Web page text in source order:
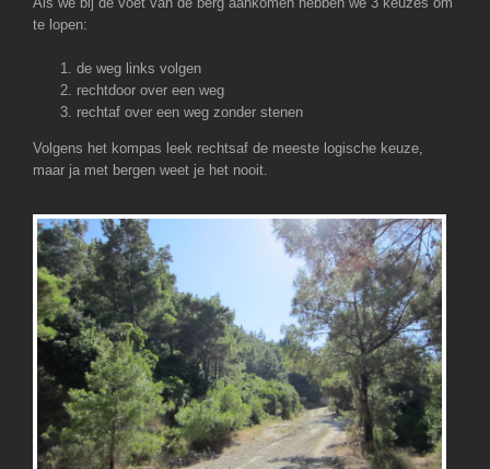
te lopen:
de weg links volgen
rechtdoor over een weg
rechtaf over een weg zonder stenen
Volgens het kompas leek rechtsaf de meeste logische keuze,
maar ja met bergen weet je het nooit.